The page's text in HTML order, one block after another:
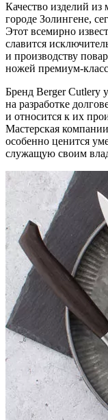
Качество изделий из
городе Золингене,
Этот всемирно
славится
и производству
ножей премиум-
Бренд Berger Cutlery
на разработке
и относится к их
Мастерская
особенно ценится
служащую своим